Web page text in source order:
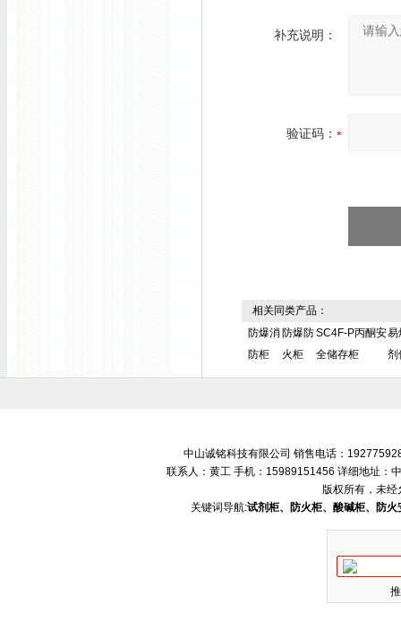
补充说明：
验证码：
相关同类产品：
防爆消
防柜
防爆防
火柜
SC4F-P丙酮安
全储存柜
易
剂
中山诚铭科技有限公司 销售电话：
联系人：黄工 手机：15989151456 详细地址：
版权所有，未经
关键词导航:试剂柜、防火柜、酸碱柜、防